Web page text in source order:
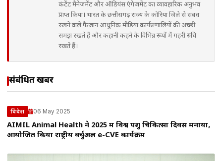
कंटेंट मैनेजमेंट और ऑडियंस एंगेजमेंट का व्यावहारिक अनुभव
प्राप्त किया। भारत के छत्तीसगढ़ राज्य के कोरिया जिले से संबंध
रखने वाले फैजान आधुनिक मीडिया कार्यप्रणालियों की अच्छी
समझ रखते हैं और कहानी कहने के विभिन्न रूपों में गहरी रुचि
रखते हैं।
संबंधित खबरें
विदेश 06 May 2025
AIMIL Animal Health ने 2025 में विश्व पशु चिकित्सा दिवस मनाया,
आयोजित किया राष्ट्रीय वर्चुअल e-CVE कार्यक्रम